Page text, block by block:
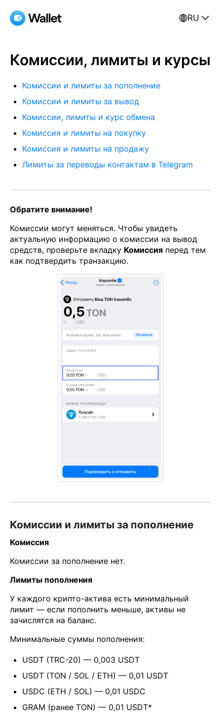
RU
Комиссии, лимиты и курсы
Комиссии и лимиты за пополнение
Комиссии и лимиты за вывод
Комиссии, лимиты и курс обмена
Комиссия и лимиты на покупку
Комиссия и лимиты на продажу
Лимиты за переводы контактам в Telegram
Обратите внимание!
Комиссии могут меняться. Чтобы увидеть
актуальную информацию о комиссии на вывод
средств, проверьте вкладку Комиссия перед тем
как подтвердить транзакцию.
Комиссии и лимиты за пополнение
Комиссия
Комиссии за пополнение нет.
Лимиты пополнения
У каждого крипто-актива есть минимальный
лимит — если пополнить меньше, активы не
зачислятся на баланс.
Минимальные суммы пополнения:
USDT (TRC-20) — 0,003 USDT
USDT (TON / SOL / ETH) — 0,01 USDT
USDC (ETH / SOL) — 0,01 USDC
GRAM (ранее TON) — 0,01 USDT*